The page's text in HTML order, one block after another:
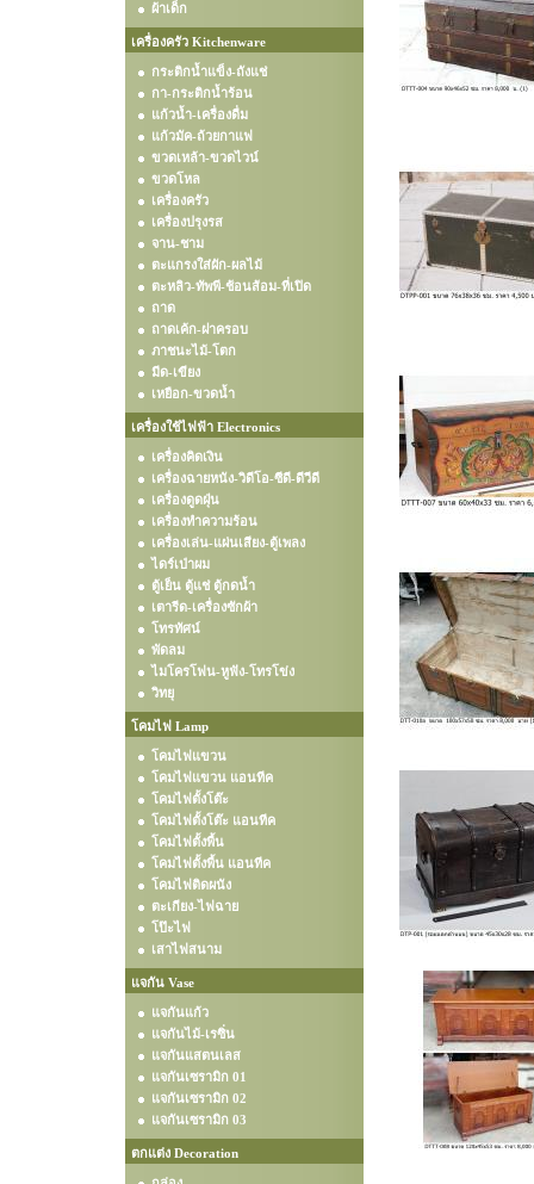
ผ้าเด็ก
เครื่องครัว Kitchenware
กระติกน้ำแข็ง-ถังแช่
กา-กระติกน้ำร้อน
แก้วน้ำ-เครื่องดื่ม
แก้วมัค-ถ้วยกาแฟ
ขวดเหล้า-ขวดไวน์
ขวดโหล
เครื่องครัว
เครื่องปรุงรส
จาน-ชาม
ตะแกรงใส่ผัก-ผลไม้
ตะหลิว-ทัพพี-ช้อนส้อม-ที่เปิด
ถาด
ถาดเค้ก-ฝาครอบ
ภาชนะไม้-โตก
มีด-เขียง
เหยือก-ขวดน้ำ
เครื่องใช้ไฟฟ้า Electronics
เครื่องคิดเงิน
เครื่องฉายหนัง-วิดีโอ-ซีดี-ดีวีดี
เครื่องดูดฝุ่น
เครื่องทำความร้อน
เครื่องเล่น-แผ่นเสียง-ตู้เพลง
ไดร์เป่าผม
ตู้เย็น ตู้แช่ ตู้กดน้ำ
เตารีด-เครื่องซักผ้า
โทรทัศน์
พัดลม
ไมโครโฟน-หูฟัง-โทรโข่ง
วิทยุ
โคมไฟ Lamp
โคมไฟแขวน
โคมไฟแขวน แอนทีค
โคมไฟตั้งโต๊ะ
โคมไฟตั้งโต๊ะ แอนทีค
โคมไฟตั้งพื้น
โคมไฟตั้งพื้น แอนทีค
โคมไฟติดผนัง
ตะเกียง-ไฟฉาย
โป๊ะไฟ
เสาไฟสนาม
แจกัน Vase
แจกันแก้ว
แจกันไม้-เรซิ่น
แจกันแสตนเลส
แจกันเซรามิก 01
แจกันเซรามิก 02
แจกันเซรามิก 03
ตกแต่ง Decoration